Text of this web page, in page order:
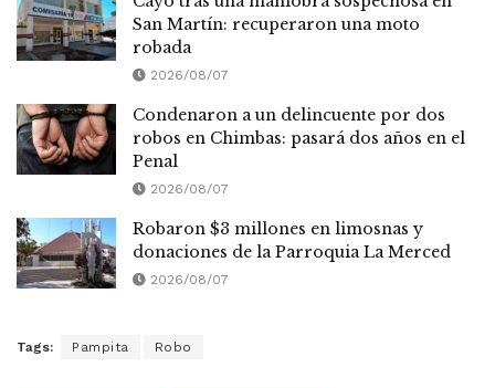
San Martín: recuperaron una moto
robada
2026/08/07
Condenaron a un delincuente por dos
robos en Chimbas: pasará dos años en el
Penal
2026/08/07
Robaron $3 millones en limosnas y
donaciones de la Parroquia La Merced
2026/08/07
Tags: Pampita Robo